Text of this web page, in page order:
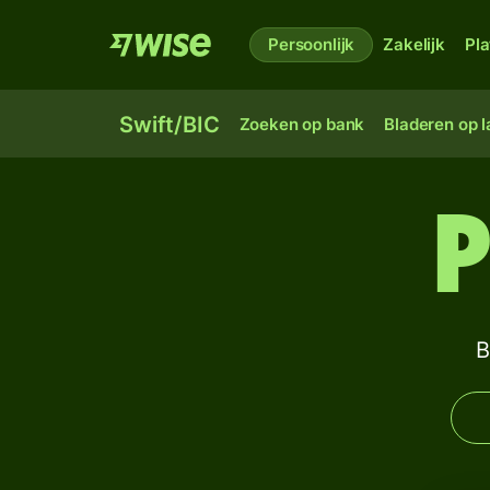
Persoonlijk Zakelijk
Swift/BIC Zoeken op bank Bladeren op